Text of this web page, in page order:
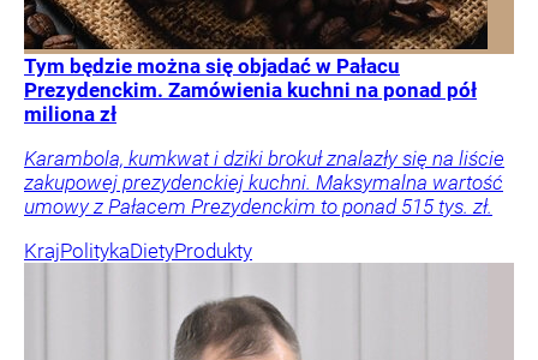
Tym będzie można się objadać w Pałacu
Prezydenckim. Zamówienia kuchni na ponad pół
miliona zł
Karambola, kumkwat i dziki brokuł znalazły się na liście
zakupowej prezydenckiej kuchni. Maksymalna wartość
umowy z Pałacem Prezydenckim to ponad 515 tys. zł.
KrajPolitykaDietyProdukty